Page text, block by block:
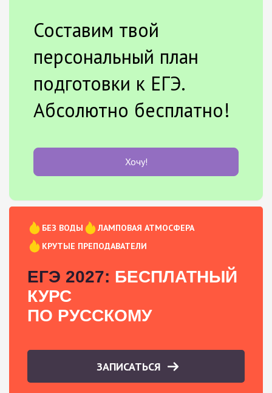
Составим твой
персональный план
подготовки к ЕГЭ.
Абсолютно бесплатно!
Хочу!
БЕЗ ВОДЫ
ЛАМПОВАЯ АТМОСФЕРА
КРУТЫЕ ПРЕПОДАВАТЕЛИ
ЕГЭ 2027: БЕСПЛАТНЫЙ
КУРС
ПО РУССКОМУ
ЗАПИСАТЬСЯ